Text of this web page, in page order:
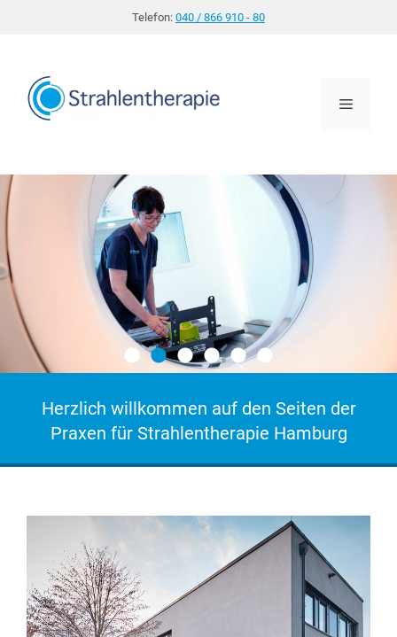
Telefon: 040 / 866 910 - 80
Menü
Herzlich willkommen auf den Seiten der
Praxen für Strahlentherapie Hamburg